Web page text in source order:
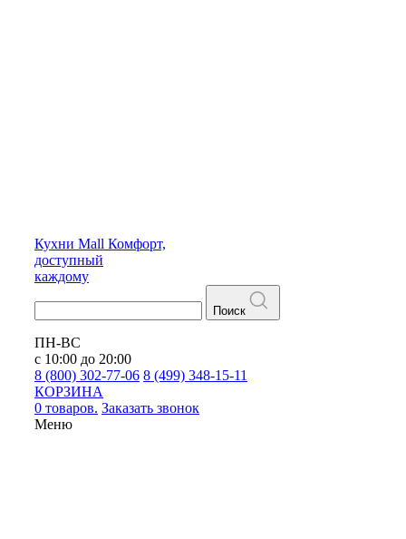
Кухни Mall Комфорт,
доступный
каждому
Поиск
ПН-ВС
с 10:00 до 20:00
8 (800) 302-77-06 8 (499) 348-15-11
КОРЗИНА
0 товаров. Заказать звонок
Меню